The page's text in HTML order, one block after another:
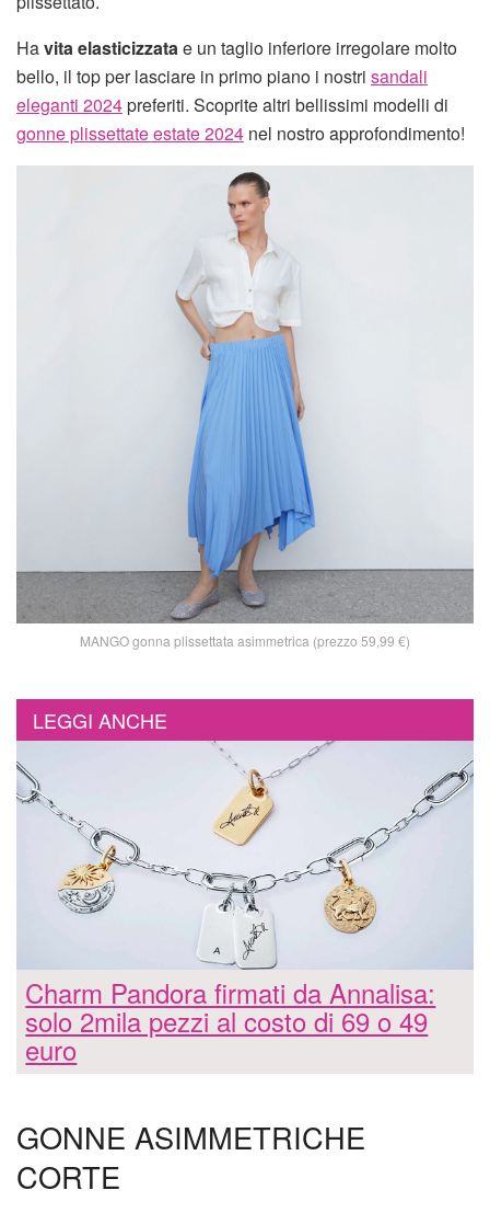
Havita elasticizzatae un taglio inferiore irregolare molto
bello, il top per lasciare in primo piano i nostri sandali
eleganti 2024preferiti. Scoprite altri bellissimi modelli di
gonne plissettate estate 2024 nel nostro approfondimento!
MANGO gonna plissettata asimmetrica (prezzo 59,99 €)
LEGGI ANCHE
Charm Pandora firmati da Annalisa:
solo 2mila pezzi al costo di 69 o 49
euro
GONNE ASIMMETRICHE
CORTE